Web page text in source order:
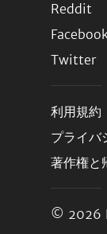
Reddit
Twitter
利用規約
プライバ
著作権と
© 2026